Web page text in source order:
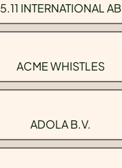
5.11 INTERNATIONAL AB
ACME WHISTLES
ADOLA B.V.